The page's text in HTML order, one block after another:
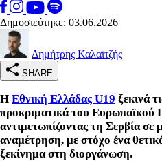
Δημοσιεύτηκε: 03.06.2026
Δημήτρης Καλαϊτζής
SHARE
Η Εθνική Ελλάδας U19 ξεκινά
προκριματικά του Ευρωπαϊκού
αντιμετωπίζοντας τη Σερβία σε
αναμέτρηση, με στόχο ένα
ξεκίνημα στη διοργάνωση.